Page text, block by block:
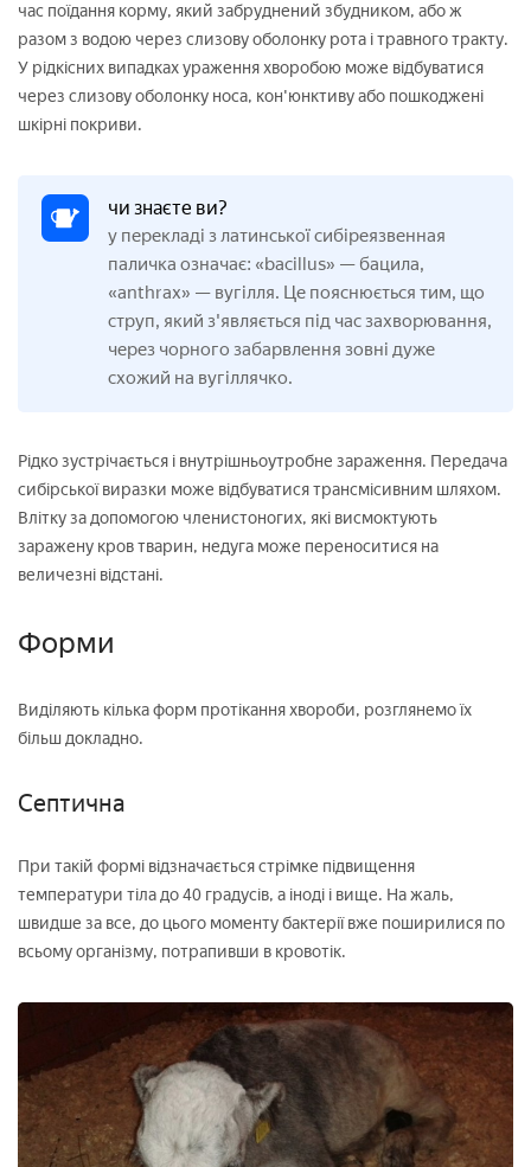
час поїдання корму, який забруднений збудником, або ж
разом з водою через слизову оболонку рота і травного тракту.
У рідкісних випадках ураження хворобою може відбуватися
через слизову оболонку носа, кон'юнктиву або пошкоджені
шкірні покриви.
чи знаєте ви?
у перекладі з латинської сибіреязвенная
паличка означає: «bacillus» — бацила,
«anthrax» — вугілля. Це пояснюється тим, що
струп, який з'являється під час захворювання,
через чорного забарвлення зовні дуже
схожий на вугіллячко.
Рідко зустрічається і внутрішньоутробне зараження. Передача
сибірської виразки може відбуватися трансмісивним шляхом.
Влітку за допомогою членистоногих, які висмоктують
заражену кров тварин, недуга може переноситися на
величезні відстані.
Форми
Виділяють кілька форм протікання хвороби, розглянемо їх
більш докладно.
Септична
При такій формі відзначається стрімке підвищення
температури тіла до 40 градусів, а іноді і вище. На жаль,
швидше за все, до цього моменту бактерії вже поширилися по
всьому організму, потрапивши в кровотік.